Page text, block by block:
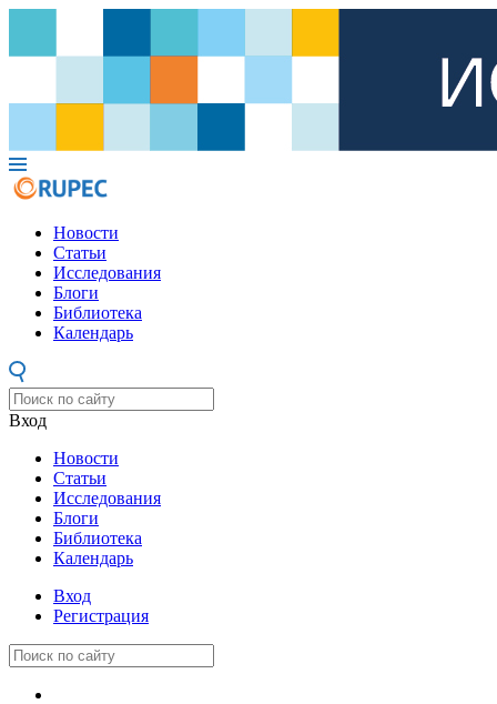
Новости
Статьи
Исследования
Блоги
Библиотека
Календарь
Вход
Новости
Статьи
Исследования
Блоги
Библиотека
Календарь
Вход
Регистрация